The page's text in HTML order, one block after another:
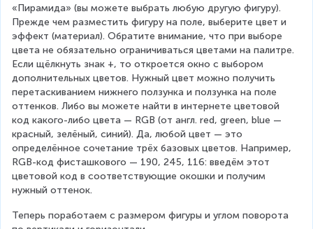
«Пирамида» (вы можете выбрать любую другую фигуру).
Прежде чем разместить фигуру на поле, выберите цвет и
эффект (материал). Обратите внимание, что при выборе
цвета не обязательно ограничиваться цветами на палитре.
Если щёлкнуть знак +, то откроется окно с выбором
дополнительных цветов. Нужный цвет можно получить
перетаскиванием нижнего ползунка и ползунка на поле
оттенков. Либо вы можете найти в интернете цветовой
код какого-либо цвета — RGB (от англ. red, green, blue —
красный, зелёный, синий). Да, любой цвет — это
определённое сочетание трёх базовых цветов. Например,
RGB-код фисташкового — 190, 245, 116: введём этот
цветовой код в соответствующие окошки и получим
нужный оттенок.
Теперь поработаем с размером фигуры и углом поворота